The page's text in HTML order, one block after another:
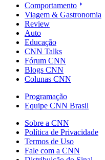
Comportamento
Viagem & Gastronomia
Review
Auto
Educação
CNN Talks
Fórum CNN
Blogs CNN
Colunas CNN
Programação
Equipe CNN Brasil
Sobre a CNN
Política de Privacidade
Termos de Uso
Fale com a CNN